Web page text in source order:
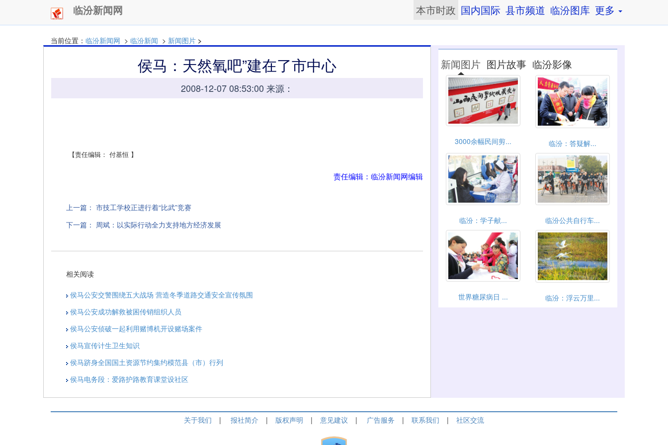
临汾新闻网 本市时政 国内国际 县市频道 临汾图库 更多
当前位置： 临汾新闻网 > 临汾新闻 > 新闻图片 >
侯马：天然氧吧”建在了市中心
2008-12-07 08:53:00 来源：
【责任编辑： 付基恒 】
责任编辑：临汾新闻网编辑
上一篇： 市技工学校正进行着“比武”竞赛
下一篇： 周斌：以实际行动全力支持地方经济发展
相关阅读
侯马公安交警围绕五大战场 营造冬季道路交通安全宣传氛围
侯马公安成功解救被困传销组织人员
侯马公安侦破一起利用赌博机开设赌场案件
侯马宣传计生卫生知识
侯马跻身全国国土资源节约集约模范县（市）行列
侯马电务段：爱路护路教育课堂设社区
新闻图片 图片故事 临汾影像
3000余幅民间剪... 临汾：答疑解...
临汾：学子献... 临汾公共自行车...
世界糖尿病日 ... 临汾：浮云万里...
关于我们 | 报社简介 | 版权声明 | 意见建议 | 广告服务 | 联系我们 | 社区交流